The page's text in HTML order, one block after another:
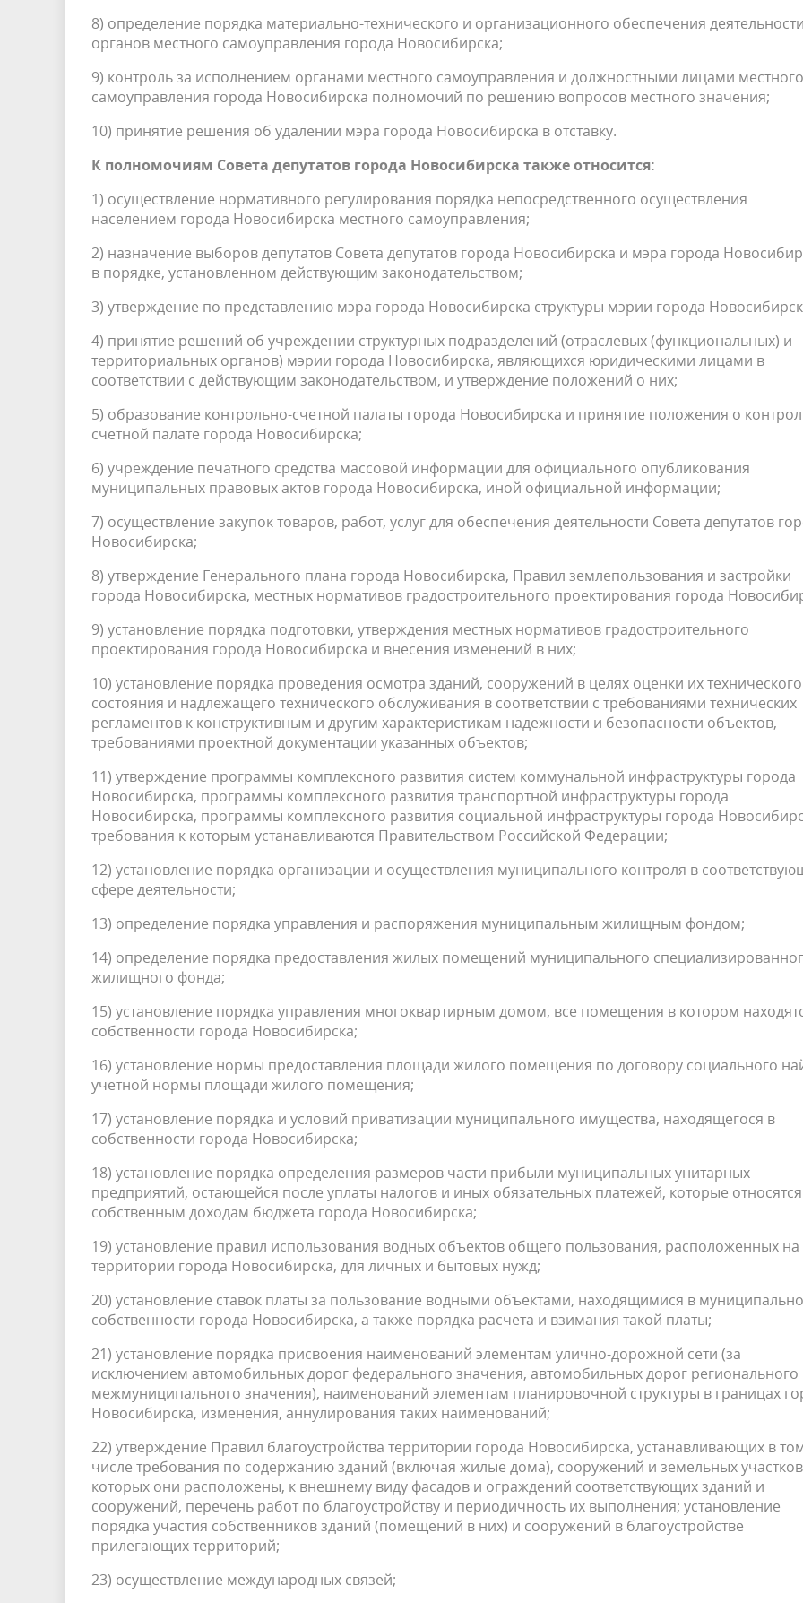
8) определение порядка материально-технического и организационного обеспечения деятельности
органов местного самоуправления города Новосибирска;
9) контроль за исполнением органами местного самоуправления и должностными лицами местного
самоуправления города Новосибирска полномочий по решению вопросов местного значения;
10) принятие решения об удалении мэра города Новосибирска в отставку.
К полномочиям Совета депутатов города Новосибирска также относится:
1) осуществление нормативного регулирования порядка непосредственного осуществления
населением города Новосибирска местного самоуправления;
2) назначение выборов депутатов Совета депутатов города Новосибирска и мэра города
в порядке, установленном действующим законодательством;
3) утверждение по представлению мэра города Новосибирска структуры мэрии города
4) принятие решений об учреждении структурных подразделений (отраслевых (функциональных) и
территориальных органов) мэрии города Новосибирска, являющихся юридическими лицами в
соответствии с действующим законодательством, и утверждение положений о них;
5) образование контрольно-счетной палаты города Новосибирска и принятие положения о
счетной палате города Новосибирска;
6) учреждение печатного средства массовой информации для официального опубликования
муниципальных правовых актов города Новосибирска, иной официальной информации;
7) осуществление закупок товаров, работ, услуг для обеспечения деятельности Совета депутатов
Новосибирска;
8) утверждение Генерального плана города Новосибирска, Правил землепользования и застройки
города Новосибирска, местных нормативов градостроительного проектирования города
9) установление порядка подготовки, утверждения местных нормативов градостроительного
проектирования города Новосибирска и внесения изменений в них;
10) установление порядка проведения осмотра зданий, сооружений в целях оценки их технического
состояния и надлежащего технического обслуживания в соответствии с требованиями технических
регламентов к конструктивным и другим характеристикам надежности и безопасности объектов,
требованиями проектной документации указанных объектов;
11) утверждение программы комплексного развития систем коммунальной инфраструктуры города
Новосибирска, программы комплексного развития транспортной инфраструктуры города
Новосибирска, программы комплексного развития социальной инфраструктуры города
требования к которым устанавливаются Правительством Российской Федерации;
12) установление порядка организации и осуществления муниципального контроля в
сфере деятельности;
13) определение порядка управления и распоряжения муниципальным жилищным фондом;
14) определение порядка предоставления жилых помещений муниципального
жилищного фонда;
15) установление порядка управления многоквартирным домом, все помещения в котором
собственности города Новосибирска;
16) установление нормы предоставления площади жилого помещения по договору социального
учетной нормы площади жилого помещения;
17) установление порядка и условий приватизации муниципального имущества, находящегося в
собственности города Новосибирска;
18) установление порядка определения размеров части прибыли муниципальных унитарных
предприятий, остающейся после уплаты налогов и иных обязательных платежей, которые
собственным доходам бюджета города Новосибирска;
19) установление правил использования водных объектов общего пользования, расположенных на
территории города Новосибирска, для личных и бытовых нужд;
20) установление ставок платы за пользование водными объектами, находящимися в
собственности города Новосибирска, а также порядка расчета и взимания такой платы;
21) установление порядка присвоения наименований элементам улично-дорожной сети (за
исключением автомобильных дорог федерального значения, автомобильных дорог регионального
межмуниципального значения), наименований элементам планировочной структуры в границах
Новосибирска, изменения, аннулирования таких наименований;
22) утверждение Правил благоустройства территории города Новосибирска, устанавливающих в
числе требования по содержанию зданий (включая жилые дома), сооружений и земельных
которых они расположены, к внешнему виду фасадов и ограждений соответствующих зданий и
сооружений, перечень работ по благоустройству и периодичность их выполнения; установление
порядка участия собственников зданий (помещений в них) и сооружений в благоустройстве
прилегающих территорий;
23) осуществление международных связей;